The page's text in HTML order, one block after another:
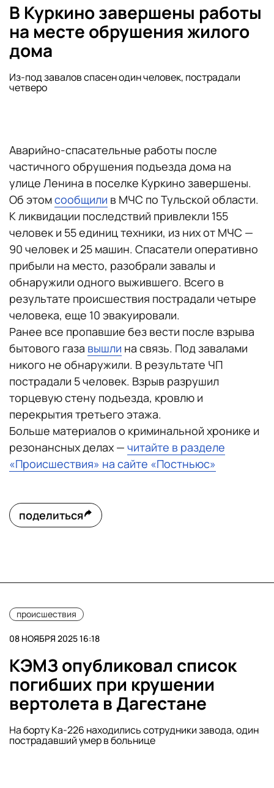
В Куркино завершены работы
на месте обрушения жилого
дома
Из-под завалов спасен один человек, пострадали
четверо
Аварийно-спасательные работы после
частичного обрушения подъезда дома на
улице Ленина в поселке Куркино завершены.
Об этомсообщили в МЧС по Тульской области.
К ликвидации последствий привлекли 155
человек и 55 единиц техники, из них от МЧС —
90 человек и 25 машин. Спасатели оперативно
прибыли на место, разобрали завалы и
обнаружили одного выжившего. Всего в
результате происшествия пострадали четыре
человека, еще 10 эвакуировали.
Ранее все пропавшие без вести после взрыва
бытового газа вышли на связь. Под завалами
никого не обнаружили. В результате ЧП
пострадали 5 человек. Взрыв разрушил
торцевую стену подъезда, кровлю и
перекрытия третьего этажа.
Больше материалов о криминальной хронике и
резонансных делах — читайте в разделе
«Происшествия» на сайте «Постньюс»
поделиться
происшествия
08 НОЯБРЯ 2025 16:18
КЭМЗ опубликовал список
погибших при крушении
вертолета в Дагестане
На борту Ка-226 находились сотрудники завода, один
пострадавший умер в больнице